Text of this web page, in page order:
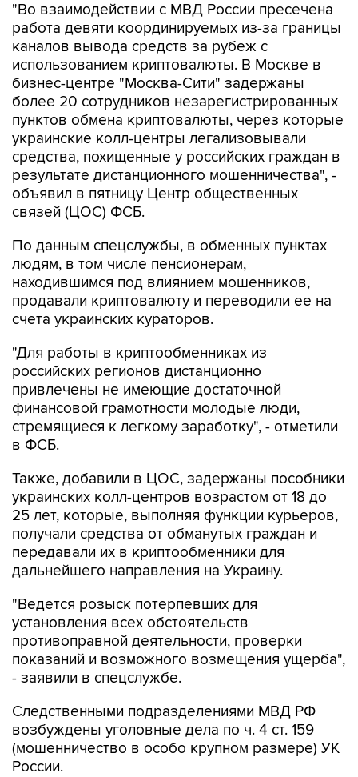
"Во взаимодействии с МВД России пресечена
работа девяти координируемых из-за границы
каналов вывода средств за рубеж с
использованием криптовалюты. В Москве в
бизнес-центре "Москва-Сити" задержаны
более 20 сотрудников незарегистрированных
пунктов обмена криптовалюты, через которые
украинские колл-центры легализовывали
средства, похищенные у российских граждан в
результате дистанционного мошенничества", -
объявил в пятницу Центр общественных
связей (ЦОС) ФСБ.
По данным спецслужбы, в обменных пунктах
людям, в том числе пенсионерам,
находившимся под влиянием мошенников,
продавали криптовалюту и переводили ее на
счета украинских кураторов.
"Для работы в криптообменниках из
российских регионов дистанционно
привлечены не имеющие достаточной
финансовой грамотности молодые люди,
стремящиеся к легкому заработку", - отметили
в ФСБ.
Также, добавили в ЦОС, задержаны пособники
украинских колл-центров возрастом от 18 до
25 лет, которые, выполняя функции курьеров,
получали средства от обманутых граждан и
передавали их в криптообменники для
дальнейшего направления на Украину.
"Ведется розыск потерпевших для
установления всех обстоятельств
противоправной деятельности, проверки
показаний и возможного возмещения ущерба",
- заявили в спецслужбе.
Следственными подразделениями МВД РФ
возбуждены уголовные дела по ч. 4 ст. 159
(мошенничество в особо крупном размере) УК
России.